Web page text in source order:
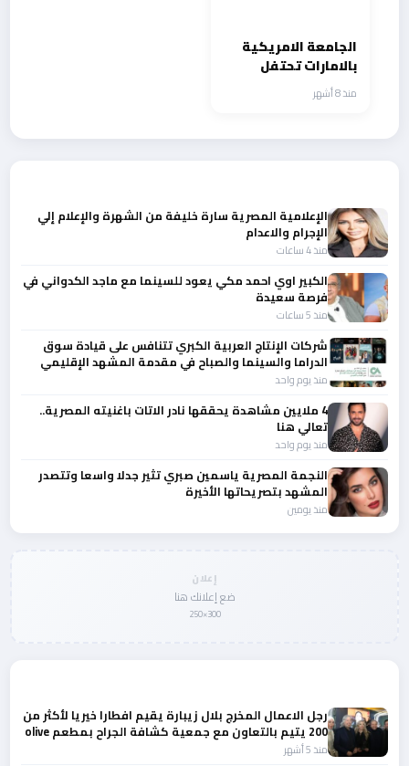
الجامعة الامريكية
بالامارات تحتفل
بدفعة جديدة وتدخل
موسوعة جينيس
منذ 8 أشهر
الإعلامية المصرية سارة خليفة من الشهرة والإعلام إلي
الإجرام والاعدام
منذ 4 ساعات
الكبير اوي احمد مكي يعود للسينما مع ماجد الكدواني في
فرصة سعيدة
منذ 5 ساعات
شركات الإنتاج العربية الكبري تتنافس على قيادة سوق
الدراما والسينما والصباح في مقدمة المشهد الإقليمي
منذ يوم واحد
4 ملايين مشاهدة يحققها نادر الاتات باغنيته المصرية..
تعالي هنا
منذ يوم واحد
النجمة المصرية ياسمين صبري تثير جدلا واسعا وتتصدر
المشهد بتصريحاتها الأخيرة
منذ يومين
إعلان
ضع إعلانك هنا
300×250
رجل الاعمال المخرج بلال زيبارة يقيم افطارا خيريا لأكثر من
200 يتيم بالتعاون مع جمعية كشافة الجراح بمطعم olive
بحضور باقة من الشخصيات
منذ 5 أشهر